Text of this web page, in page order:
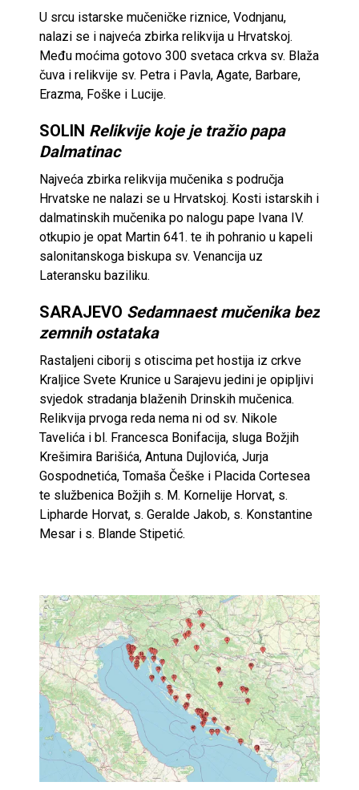
U srcu istarske mučeničke riznice, Vodnjanu,
nalazi se i najveća zbirka relikvija u Hrvatskoj.
Među moćima gotovo 300 svetaca crkva sv. Blaža
čuva i relikvije sv. Petra i Pavla, Agate, Barbare,
Erazma, Foške i Lucije.
SOLIN Relikvije koje je tražio papa
Dalmatinac
Najveća zbirka relikvija mučenika s područja
Hrvatske ne nalazi se u Hrvatskoj. Kosti istarskih i
dalmatinskih mučenika po nalogu pape Ivana IV.
otkupio je opat Martin 641. te ih pohranio u kapeli
salonitanskoga biskupa sv. Venancija uz
Lateransku baziliku.
SARAJEVO Sedamnaest mučenika bez
zemnih ostataka
Rastaljeni ciborij s otiscima pet hostija iz crkve
Kraljice Svete Krunice u Sarajevu jedini je opipljivi
svjedok stradanja blaženih Drinskih mučenica.
Relikvija prvoga reda nema ni od sv. Nikole
Tavelića i bl. Francesca Bonifacija, sluga Božjih
Krešimira Barišića, Antuna Dujlovića, Jurja
Gospodnetića, Tomaša Češke i Placida Cortesea
te službenica Božjih s. M. Kornelije Horvat, s.
Lipharde Horvat, s. Geralde Jakob, s. Konstantine
Mesar i s. Blande Stipetić.